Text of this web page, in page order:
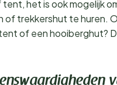
tent, het is ook mogelijk
of trekkershut te huren.
of een hooiberghut?